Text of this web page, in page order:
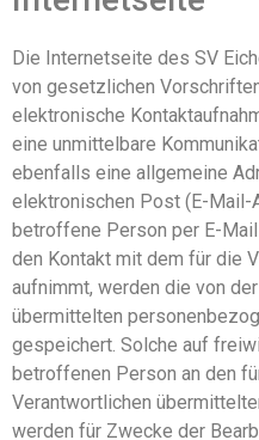
Die Internetseite des SV
von gesetzlichen
elektronische
eine unmittelbare
ebenfalls eine allgemeine
elektronischen Post (E-
betroffene Person per E-
den Kontakt mit dem für die
aufnimmt, werden die von
übermittelten
gespeichert. Solche auf
betroffenen Person an den
Verantwortlichen
werden für Zwecke der